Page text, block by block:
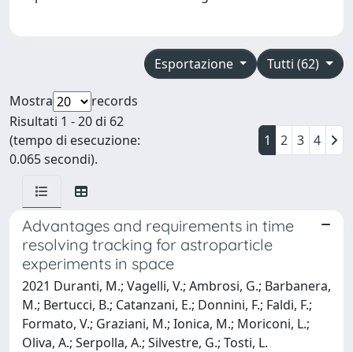
Tutti (62)
Esportazione
Mostra
records
Risultati 1 - 20 di 62
(tempo di esecuzione:
0.065 secondi).
1 2 3 4
Advantages and requirements in time
resolving tracking for astroparticle
experiments in space
2021 Duranti, M.; Vagelli, V.; Ambrosi, G.; Barbanera,
M.; Bertucci, B.; Catanzani, E.; Donnini, F.; Faldi, F.;
Formato, V.; Graziani, M.; Ionica, M.; Moriconi, L.;
Oliva, A.; Serpolla, A.; Silvestre, G.; Tosti, L.